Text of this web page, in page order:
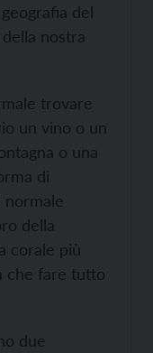
del
nostra
trovare
un vino o un
o una
di
della
corale più
che fare tutto
due